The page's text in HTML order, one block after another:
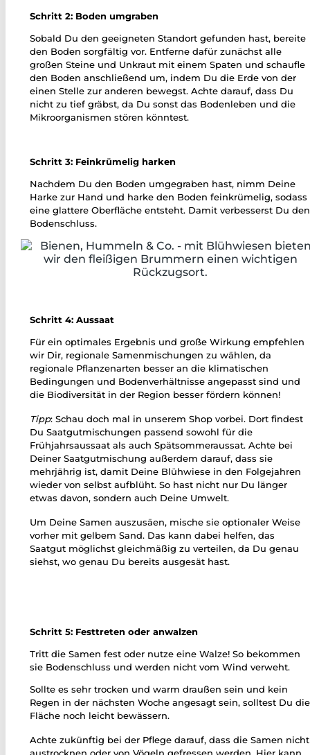
Schritt 2: Boden umgraben
Sobald Du den geeigneten Standort gefunden hast, bereite
den Boden sorgfältig vor. Entferne dafür zunächst alle
großen Steine und Unkraut mit einem Spaten und schaufle
den Boden anschließend um, indem Du die Erde von der
einen Stelle zur anderen bewegst. Achte darauf, dass Du
nicht zu tief gräbst, da Du sonst das Bodenleben und die
Mikroorganismen stören könntest.
Schritt 3: Feinkrümelig harken
Nachdem Du den Boden umgegraben hast, nimm Deine
Harke zur Hand und harke den Boden feinkrümelig, sodass
eine glattere Oberfläche entsteht. Damit verbesserst Du den
Bodenschluss.
Schritt 4: Aussaat
Für ein optimales Ergebnis und große Wirkung empfehlen
wir Dir, regionale Samenmischungen zu wählen, da
regionale Pflanzenarten besser an die klimatischen
Bedingungen und Bodenverhältnisse angepasst sind und
die Biodiversität in der Region besser fördern können!
Tipp: Schau doch mal in unserem Shop vorbei. Dort findest
Du Saatgutmischungen passend sowohl für die
Frühjahrsaussaat als auch Spätsommeraussat. Achte bei
Deiner Saatgutmischung außerdem darauf, dass sie
mehrjährig ist, damit Deine Blühwiese in den Folgejahren
wieder von selbst aufblüht. So hast nicht nur Du länger
etwas davon, sondern auch Deine Umwelt.
Um Deine Samen auszusäen, mische sie optionaler Weise
vorher mit gelbem Sand. Das kann dabei helfen, das
Saatgut möglichst gleichmäßig zu verteilen, da Du genau
siehst, wo genau Du bereits ausgesät hast.
Schritt 5: Festtreten oder anwalzen
Tritt die Samen fest oder nutze eine Walze! So bekommen
sie Bodenschluss und werden nicht vom Wind verweht.
Sollte es sehr trocken und warm draußen sein und kein
Regen in der nächsten Woche angesagt sein, solltest Du die
Fläche noch leicht bewässern.
Achte zukünftig bei der Pflege darauf, dass die Samen nicht
austrocknen oder von Vögeln gefressen werden. Hier kann